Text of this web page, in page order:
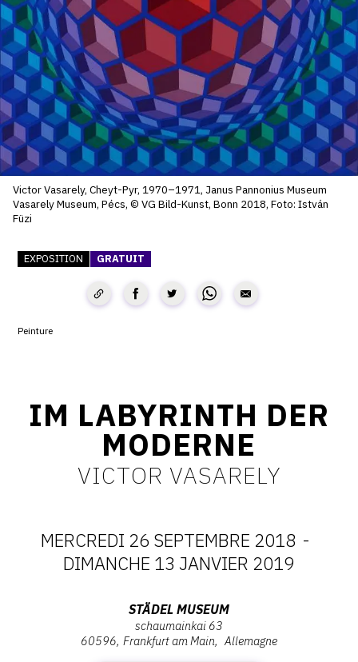
SERVICES
CRÉER SON CATALOGUE RAISONNÉ
ABONNEMENTS DÉDIÉS AUX GALERISTES
CRÉER SON SITE ARTISTE
CRÉER SON CATALOGUE D'EXPO
PUBLIER SES EXPOSITIONS
DEVENIR CONTRIBUTEUR
À PROPOS
CGU
CGV
INSTAGRAM
TWITTER
PINTEREST
Victor Vasarely, Cheyt-Pyr, 1970–1971, Janus Pannonius Museum
Vasarely Museum, Pécs, © VG Bild-Kunst, Bonn 2018, Foto: István
Füzi
EXPOSITION GRATUIT
Peinture
IM LABYRINTH DER
MODERNE
VICTOR VASARELY
DATES
:
MERCREDI
MERCREDI 26 SEPTEMBRE 2018 -
DIMANCHE 13 JANVIER 2019
STÄDEL MUSEUM
schaumainkai 63
60596 Frankfurt am Main Allemagne